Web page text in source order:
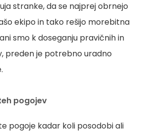
stranke, da se najprej obrnejo
ekipo in tako rešijo morebitna
smo k doseganju pravičnih in
preden je potrebno uradno
pogojev
pogoje kadar koli posodobi ali